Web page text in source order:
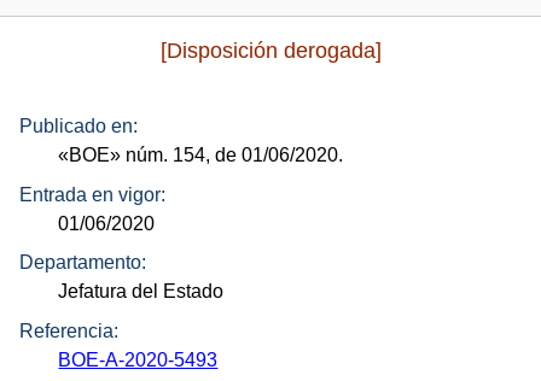
[Disposición derogada]
Publicado en:
«BOE» núm. 154, de 01/06/2020.
Entrada en vigor:
01/06/2020
Departamento:
Jefatura del Estado
Referencia:
BOE-A-2020-5493